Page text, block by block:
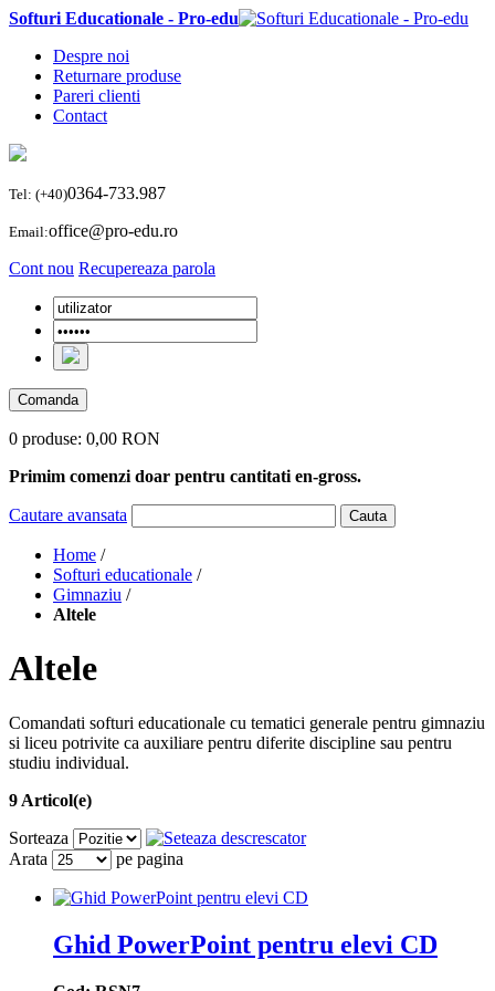
Softuri Educationale - Pro-edu
Despre noi
Returnare produse
Pareri clienti
Contact
Tel: (+40)0364-733.987
Email:office@pro-edu.ro
Cont nou Recupereaza parola
Comanda
0 produse: 0,00 RON
Primim comenzi doar pentru cantitati en-gross.
Cautare avansata Cauta
Home /
Softuri educationale /
Gimnaziu /
Altele
Altele
Comandati softuri educationale cu tematici generale pentru gimnaziu
si liceu potrivite ca auxiliare pentru diferite discipline sau pentru
studiu individual.
9 Articol(e)
Sorteaza
Arata
pe pagina
Ghid PowerPoint pentru elevi CD